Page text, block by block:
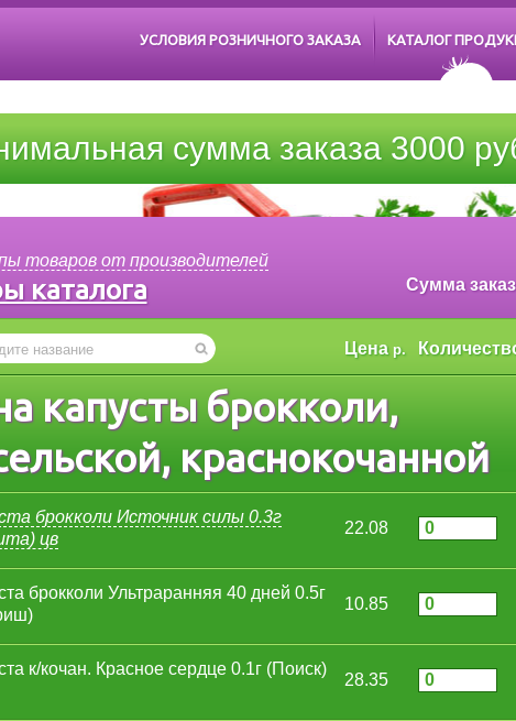
УСЛОВИЯ РОЗНИЧНОГО ЗАКАЗА КАТАЛОГ
сумма заказа 3000
товаров от производителей
каталога Cумма
Цена р.
капусты брокколи,
краснокочанной
брокколи Источник силы 0.3г
цв
22.08
брокколи Ультраранняя 40 дней 0.5г
10.85
к/кочан. Красное сердце 0.1г (Поиск)
28.35